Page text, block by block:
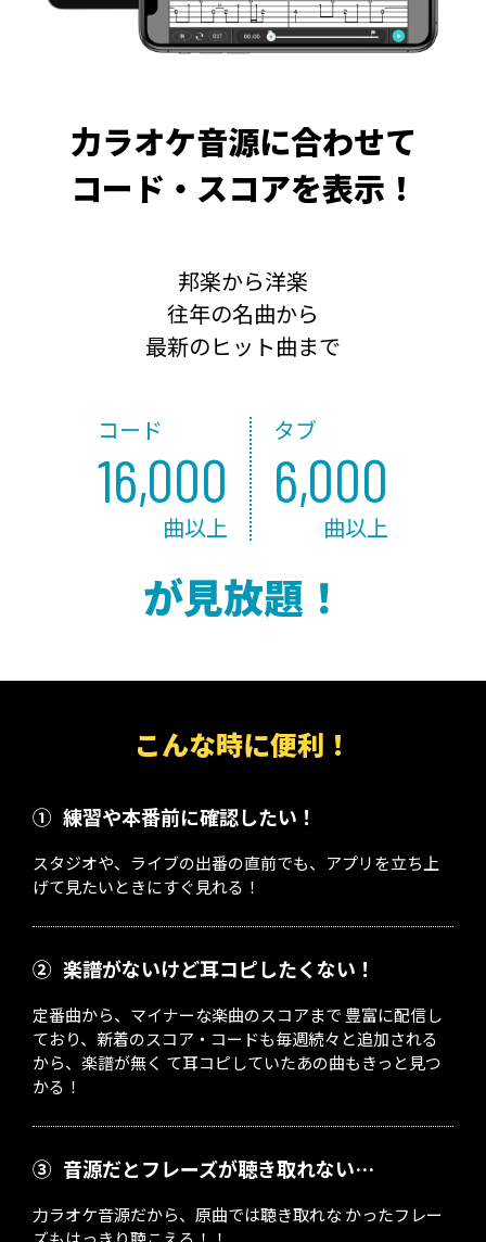
力ラオケ音源に合わせて
コード・スコアを表示！
邦楽から洋楽
往年の名曲から
最新のヒット曲まで
コード
16,000
曲以上
タブ
6,000
曲以上
が見放題！
こんな時に便利！
① 練習や本番前に確認したい！
スタジオや、ライブの出番の直前でも、アプリを立ち上
げて見たいときにすぐ見れる！
② 楽譜がないけど耳コピしたくない！
定番曲から、マイナーな楽曲のスコアまで 豊富に配信し
ており、新着のスコア・コードも毎週続々と追加される
から、楽譜が無く て耳コピしていたあの曲もきっと見つ
かる！
③ 音源だとフレーズが聴き取れない…
力ラオケ音源だから、原曲では聴き取れな かったフレー